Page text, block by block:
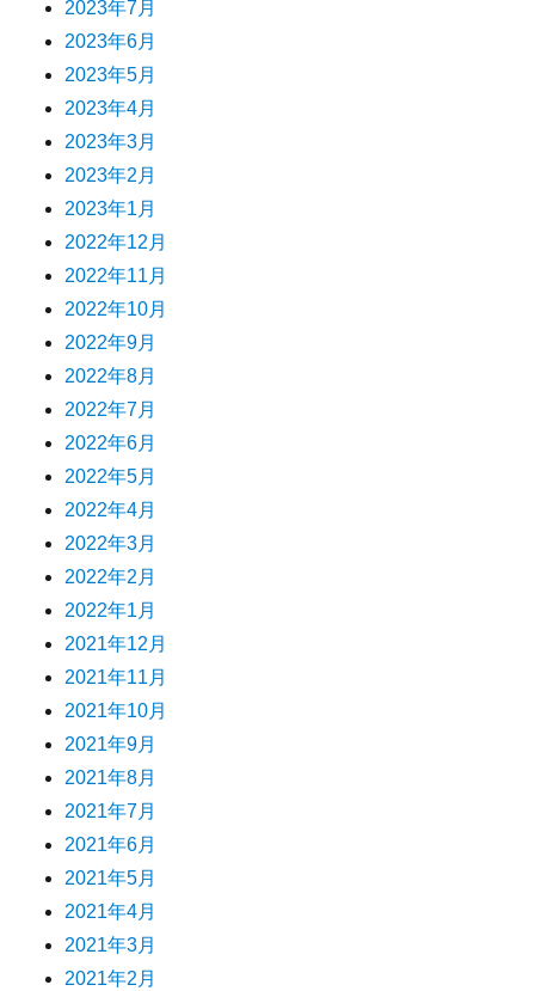
2023年7月
2023年6月
2023年5月
2023年4月
2023年3月
2023年2月
2023年1月
2022年12月
2022年11月
2022年10月
2022年9月
2022年8月
2022年7月
2022年6月
2022年5月
2022年4月
2022年3月
2022年2月
2022年1月
2021年12月
2021年11月
2021年10月
2021年9月
2021年8月
2021年7月
2021年6月
2021年5月
2021年4月
2021年3月
2021年2月